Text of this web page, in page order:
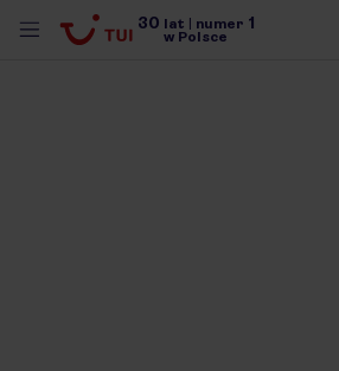
30 lat numer 1
w Polsce